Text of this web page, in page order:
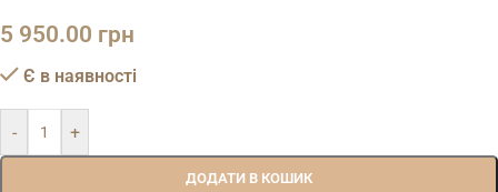
5 950.00 грн
Є в наявності
- +
ДОДАТИ В КОШИК